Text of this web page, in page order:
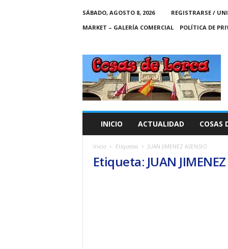
SÁBADO, AGOSTO 8, 2026
REGISTRARSE /
MARKET – GALERÍA COMERCIAL
POLÍTICA DE
C
A
S
INICIO ACTUALIDAD COSAS
Inicio Etiquetas JUAN JIMENEZ ASENSIO
Etiqueta: JUAN JIMENEZ